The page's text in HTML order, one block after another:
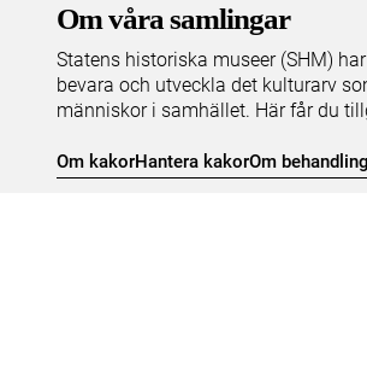
Om våra samlingar
Statens historiska museer (SHM)
bevara och utveckla det kulturarv
människor i samhället. Här får du
Om kakorHantera kakorOm